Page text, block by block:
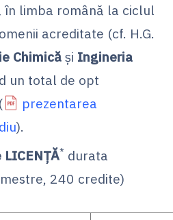
în limba română la ciclul
acreditate (cf. H.G.
Chimică și Ingineria
un total de opt
prezentarea
).
* durata
240 credite)